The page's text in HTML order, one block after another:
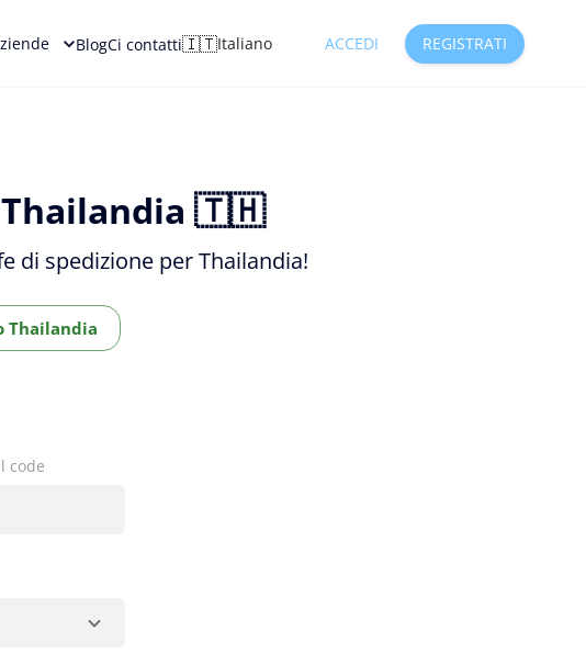
BlogCi contatti🇮🇹Italiano ACCEDI REGISTRATI
Thailandia 🇹🇭
di spedizione per Thailandia!
Thailandia
code